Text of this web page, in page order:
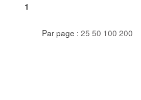
1
Par page : 25 50 100 200